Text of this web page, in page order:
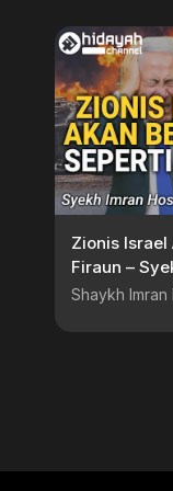
Zionis Israel
Firaun –
Rabbi Yahudi
Shaykh Imran